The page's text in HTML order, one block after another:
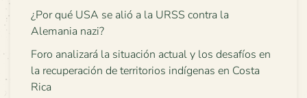
¿Por qué USA se alió a la URSS contra la
Alemania nazi?
Foro analizará la situación actual y los desafíos en
la recuperación de territorios indígenas en Costa
Rica